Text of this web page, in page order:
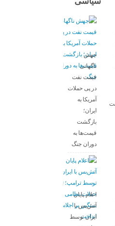
جهش
ناگهانی
قیمت نفت
در پی حملات
آمریکا به
ایران؛
بازگشت
قیمت‌ها به
دوران جنگ
اعلام پایان
آتش‌بس با
ایران توسط